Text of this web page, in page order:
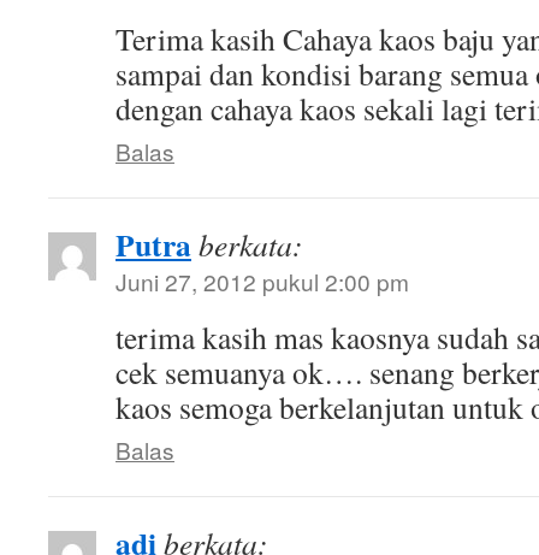
Terima kasih Cahaya kaos baju
sampai dan kondisi barang
dengan cahaya kaos sekali lagi
Balas
Putraberkata:
Juni 27, 2012 pukul 2:00 pm
terima kasih mas kaosnya sudah
cek semuanya ok…. senang
kaos semoga berkelanjutan untuk
Balas
adiberkata: